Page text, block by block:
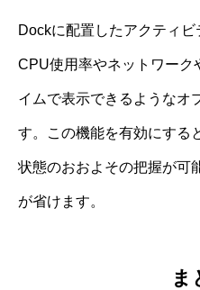
Dockに配置したアクティビ
CPU使用率やネットワーク
イムで表示できるようなオ
す。この機能を有効にする
状態のおおよその把握が可
が省けます。
ま